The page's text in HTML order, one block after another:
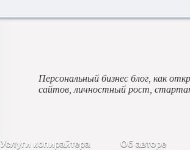
Персональный бизнес блог, как
сайтов, личностный рост,
Услуги копирайтера Об авторе